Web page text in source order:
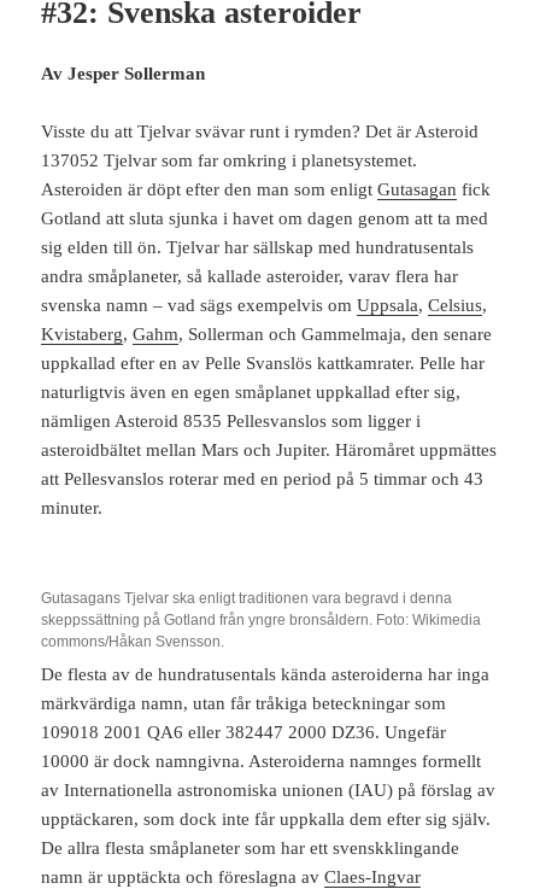
#32: Svenska asteroider
Av Jesper Sollerman
Visste du att Tjelvar svävar runt i rymden? Det är Asteroid
137052 Tjelvar som far omkring i planetsystemet.
Asteroiden är döpt efter den man som enligtGutasagan fick
Gotland att sluta sjunka i havet om dagen genom att ta med
sig elden till ön. Tjelvar har sällskap med hundratusentals
andra småplaneter, så kallade asteroider, varav flera har
svenska namn – vad sägs exempelvis omUppsala,Celsius,
Kvistaberg,Gahm, Sollerman och Gammelmaja, den senare
uppkallad efter en av Pelle Svanslös kattkamrater. Pelle har
naturligtvis även en egen småplanet uppkallad efter sig,
nämligen Asteroid 8535 Pellesvanslos som ligger i
asteroidbältet mellan Mars och Jupiter. Häromåret uppmättes
att Pellesvanslos roterar med en period på 5 timmar och 43
minuter.
Gutasagans Tjelvar ska enligt traditionen vara begravd i denna
skeppssättning på Gotland från yngre bronsåldern. Foto: Wikimedia
commons/Håkan Svensson.
De flesta av de hundratusentals kända asteroiderna har inga
märkvärdiga namn, utan får tråkiga beteckningar som
109018 2001 QA6 eller 382447 2000 DZ36. Ungefär
10000 är dock namngivna. Asteroiderna namnges formellt
av Internationella astronomiska unionen (IAU) på förslag av
upptäckaren, som dock inte får uppkalla dem efter sig själv.
De allra flesta småplaneter som har ett svenskklingande
namn är upptäckta och föreslagna avClaes-Ingvar